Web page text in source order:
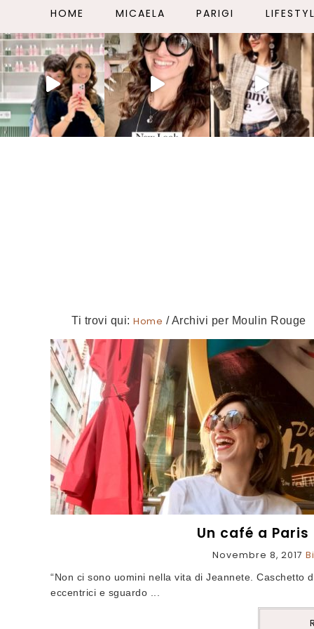
HOME MICAELA PARIGI
Ti trovi qui: Home /Archivi per Moulin Rouge
Un café a
Novembre 8, 2017
“Non ci sono uomini nella vita di Jeannete. Caschetto
eccentrici e sguardo ...